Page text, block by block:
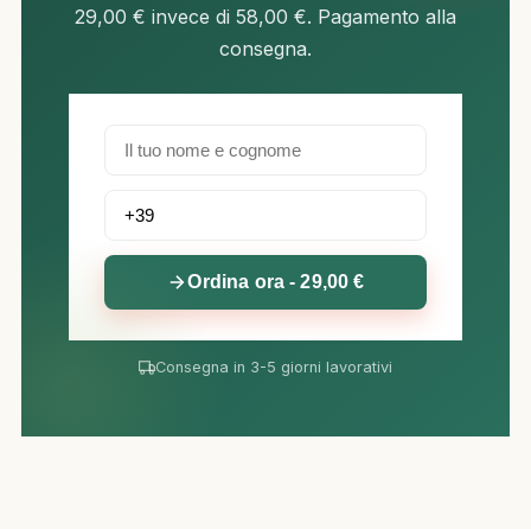
29,00 € invece di 58,00 €. Pagamento alla
consegna.
Ordina ora - 29,00 €
Consegna in 3-5 giorni lavorativi